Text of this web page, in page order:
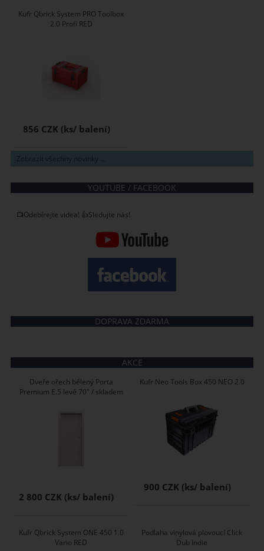
Kufr Qbrick System PRO Toolbox
2.0 Profi RED
856 CZK
Zobrazit všechny novinky ...
YOUTUBE / FACEBOOK
📺Odebírejte videa! 👍Sledujte nás!
DOPRAVA ZDARMA
AKCE
Dveře ořech bělený Porta
Premium E.5 levé 70" / skladem
2 800 CZK
Kufr Neo Tools Box 450 NEO 2.0
900 CZK
Kufr Qbrick System ONE 450 1.0
Vario RED
Podlaha vinylová plovoucí Click
Dub Indie